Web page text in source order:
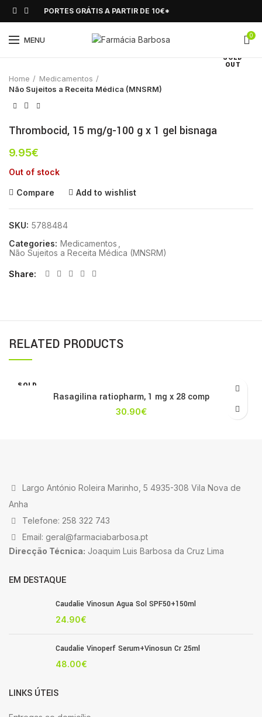
PORTES GRÁTIS A PARTIR DE 10€*
MENU 0
SOLD
OUT
Click to enlarge
Home
Medicamentos
Não Sujeitos a Receita Médica (MNSRM)
Thrombocid, 15 mg/g-100 g x 1 gel bisnaga
9.95€
Out of stock
Compare Add to wishlist
SKU: 5788484
Categories: Medicamentos
Não Sujeitos a Receita Médica (MNSRM)
Share
RELATED PRODUCTS
SOLD
Rasagilina ratiopharm, 1 mg x 28 comp
30.90€
Largo António Roleira Marinho, 5 4935-308 Vila Nova de
Anha
Telefone: 258 322 743
Email: geral@farmaciabarbosa.pt
Direcção Técnica: Joaquim Luis Barbosa da Cruz Lima
EM DESTAQUE
Caudalie Vinosun Agua Sol SPF50+150ml
24.90€
Caudalie Vinoperf Serum+Vinosun Cr 25ml
48.00€
LINKS ÚTEIS